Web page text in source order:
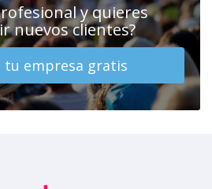
y quieres
nuevos clientes?
tu empresa gratis